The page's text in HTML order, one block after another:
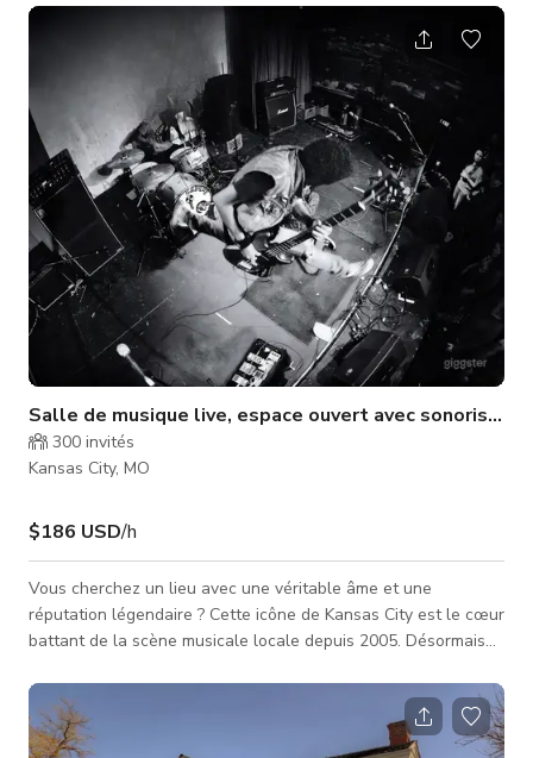
- Espace artistique et créatif pour séances photo, tournages
vidéo, événements d'entreprise, projection de films (TV HD &
projecteurs équipés d'Apple TV) - WIFI Google Fiber très
rapide - Œuvres d'art fraîches installées chaque mois - Porte
Salle de musique live, espace ouvert avec
300 invités
Kansas City, MO
$186 USD/h
Vous cherchez un lieu avec une véritable âme et une
réputation légendaire ? Cette icône de Kansas City est le cœur
battant de la scène musicale locale depuis 2005. Désormais
inégalée, « de près et personnelle », qui transforme chaque
événement en une expérience intime. Respecté par les
artistes en tournée internationale et chéri par les habitants